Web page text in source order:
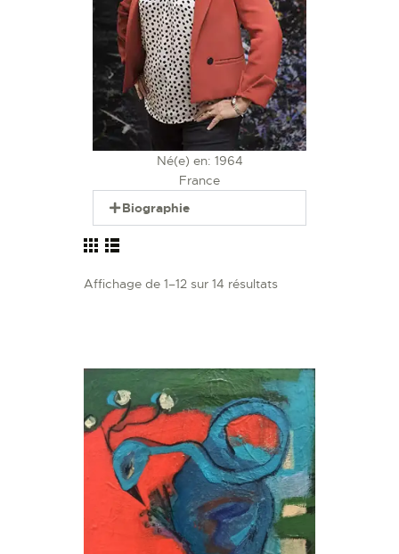
Né(e) en: 1964
France
Biographie
Affichage de 1–12 sur 14 résultats